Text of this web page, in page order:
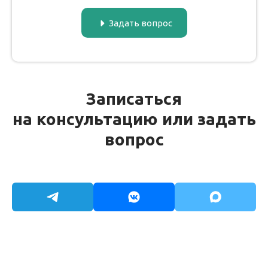
Задать вопрос
Записаться
на консультацию или задать
вопрос